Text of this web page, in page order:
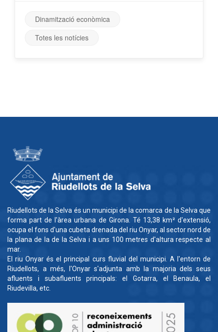
Dinamització econòmica
Totes les notícies
Riudellots de la Selva és un municipi de la comarca de la Selva que
forma part de l'àrea urbana de Girona. Té 13,38 km² d'extensió,
ocupa el fons d'una cubeta drenada del riu Onyar, al sector nord de
la plana de la de la Selva i a uns 100 metres d'altura respecte al
mar.
El riu Onyar és el principal curs fluvial del municipi. A l'entorn de
Riudellots, a més, l'Onyar s'adjunta amb la majoria dels seus
afluents i subafluents principals: el Gotarra, el Benaula, el
Riudevilla, etc.